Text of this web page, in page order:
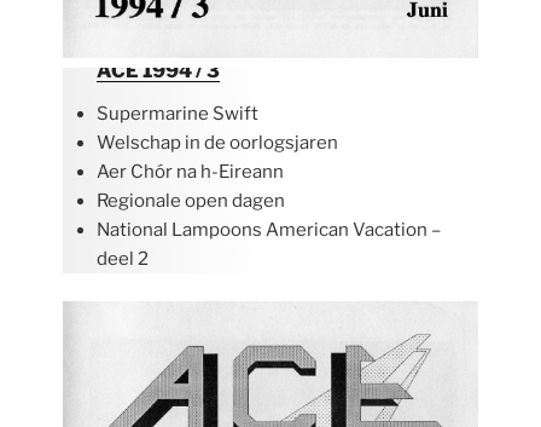
ACE 1994 / 3
Supermarine Swift
Welschap in de oorlogsjaren
Aer Chór na h-Eireann
Regionale open dagen
National Lampoons American Vacation –
deel 2